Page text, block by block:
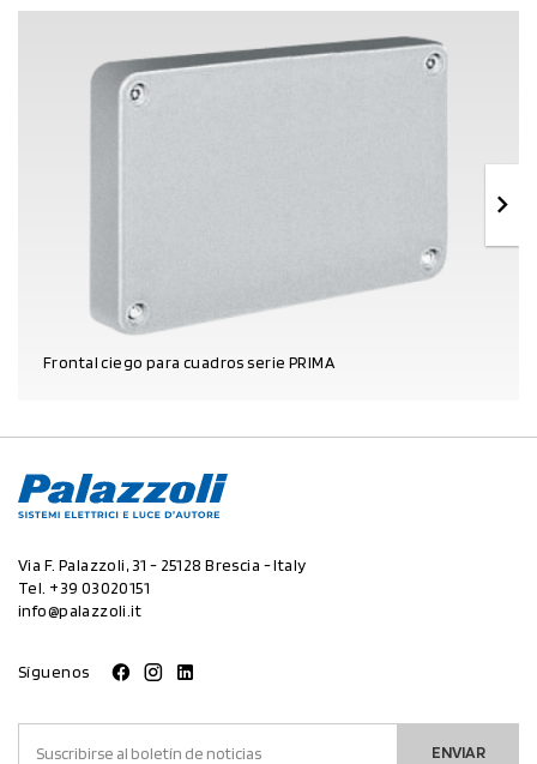
Frontal ciego para cuadros serie PRIMA
Via F. Palazzoli, 31 - 25128 Brescia - Italy
Tel. +39 03020151
info@palazzoli.it
Síguenos
ENVIAR